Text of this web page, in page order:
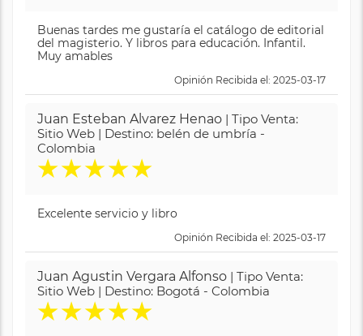
Buenas tardes me gustaría el catálogo de editorial
del magisterio. Y libros para educación. Infantil.
Muy amables
Opinión Recibida el: 2025-03-17
Juan Esteban Alvarez Henao | Tipo Venta:
Sitio Web | Destino: belén de umbría -
Colombia
★★★★★
Excelente servicio y libro
Opinión Recibida el: 2025-03-17
Juan Agustin Vergara Alfonso | Tipo Venta:
Sitio Web | Destino: Bogotá - Colombia
★★★★★